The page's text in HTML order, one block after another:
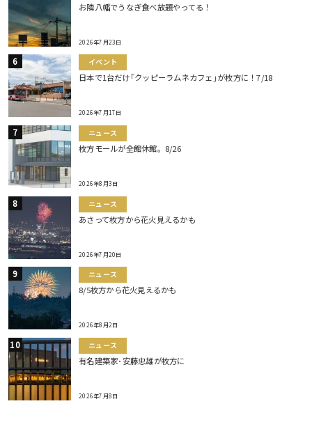
お隣八幡でうなぎ食べ放題やってる！
2026年7月23日
イベント
日本で1台だけ｢クッピーラムネカフェ｣が枚方に！7/18
2026年7月17日
ニュース
枚方モールが全館休館。8/26
2026年8月3日
ニュース
あさって枚方から花火見えるかも
2026年7月20日
ニュース
8/5枚方から花火見えるかも
2026年8月2日
ニュース
有名建築家･安藤忠雄が枚方に
2026年7月8日